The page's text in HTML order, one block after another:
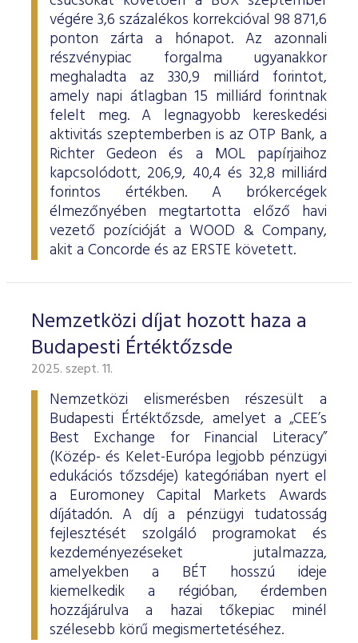
ESG Útmutató
végére 3,6 százalékos korrekcióval 98 871,6
ponton zárta a hónapot. Az azonnali
részvénypiac forgalma ugyanakkor
meghaladta az 330,9 milliárd forintot,
amely napi átlagban 15 milliárd forintnak
felelt meg. A legnagyobb kereskedési
aktivitás szeptemberben is az OTP Bank, a
Richter Gedeon és a MOL papírjaihoz
kapcsolódott, 206,9, 40,4 és 32,8 milliárd
forintos értékben. A brókercégek
élmezőnyében megtartotta előző havi
vezető pozícióját a WOOD & Company,
akit a Concorde és az ERSTE követett.
Nemzetközi díjat hozott haza a
Budapesti Értéktőzsde
2025. szept. 11.
Nemzetközi elismerésben részesült a
Budapesti Értéktőzsde, amelyet a „CEE’s
Best Exchange for Financial Literacy”
(Közép- és Kelet-Európa legjobb pénzügyi
edukációs tőzsdéje) kategóriában nyert el
a Euromoney Capital Markets Awards
díjátadón. A díj a pénzügyi tudatosság
fejlesztését szolgáló programokat és
kezdeményezéseket jutalmazza,
amelyekben a BÉT hosszú ideje
kiemelkedik a régióban, érdemben
hozzájárulva a hazai tőkepiac minél
szélesebb körű megismertetéséhez.